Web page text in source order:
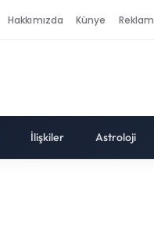
Hakkımızda Künye Reklam
İlişkiler Astroloji